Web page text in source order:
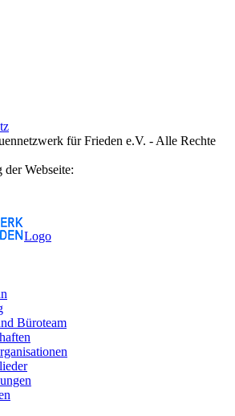
für Frieden e.V. - Alle Rechte
Webseite:
Logo
Büroteam